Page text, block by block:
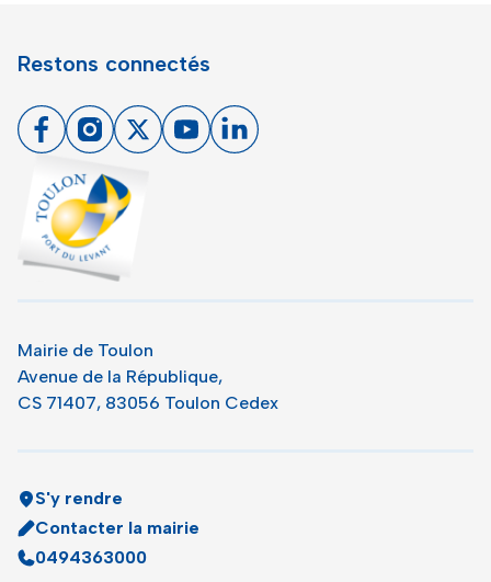
Restons connectés
FacebookInstagram
X YoutubeLinkedin
Mairie de Toulon
Avenue de la République,
CS 71407, 83056 Toulon Cedex
S'y rendre
Contacter la mairie
0494363000